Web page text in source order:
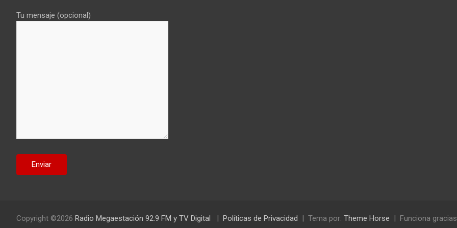
Tu mensaje (opcional)
Copyright ©2026 Radio Megaestación 92.9 FM y TV Digital Políticas de Privacidad Tema por: Theme Horse Funciona